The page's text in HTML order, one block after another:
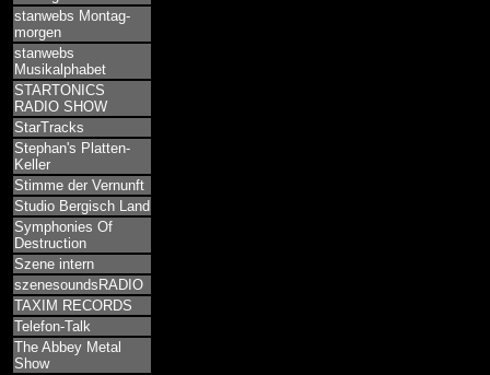
stanwebs Montag-
morgen
stanwebs
Musikalphabet
STARTONICS
RADIO SHOW
StarTracks
Stephan's Platten-
Keller
Stimme der Vernunft
Studio Bergisch Land
Symphonies Of
Destruction
Szene intern
szenesoundsRADIO
TAXIM RECORDS
Telefon-Talk
The Abbey Metal
Show